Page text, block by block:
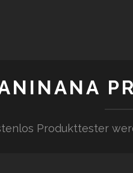
Produkttester